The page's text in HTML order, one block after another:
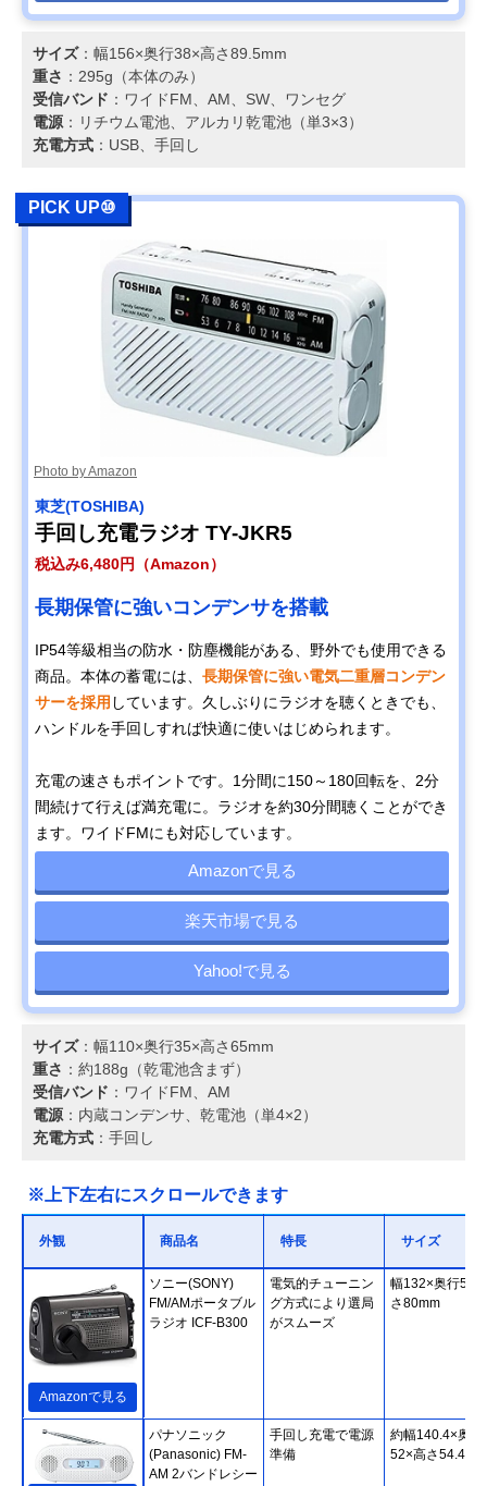
サイズ：幅156×奥行38×高さ89.5mm
重さ ：295g（本体のみ）
受信バンド ：ワイドFM、AM、SW、ワンセグ
電源 ：リチウム電池、アルカリ乾電池（単3×3）
充電方式 ：USB、手回し
PICK UP⑩
Photo by Amazon
東芝(TOSHIBA)
手回し充電ラジオ TY-JKR5
税込み6,480円（Amazon）
長期保管に強いコンデンサを搭載
IP54等級相当の防水・防塵機能がある、野外でも使用できる
商品。本体の蓄電には、 長期保管に強い電気二重層コンデン
サーを採用 しています。久しぶりにラジオを聴くときでも、
ハンドルを手回しすれば快適に使いはじめられます。
充電の速さもポイントです。1分間に150～180回転を、2分
間続けて行えば満充電に。ラジオを約30分間聴くことができ
ます。ワイドFMにも対応しています。
Amazonで見る
楽天市場で見る
Yahoo!で見る
サイズ：幅110×奥行35×高さ65mm
重さ ：約188g（乾電池含まず）
受信バンド ：ワイドFM、AM
電源 ：内蔵コンデンサ、乾電池（単4×2）
充電方式 ：手回し
※上下左右にスクロールできます
外観 商品名 特長 サイズ
Amazonで見る
ソニー(SONY)
FM/AMポータブル
ラジオ ICF-B300
電気的チューニン
グ方式により選局
がスムーズ
幅132×奥行58×
さ80mm
パナソニック
(Panasonic) FM-
AM 2バンドレシー
手回し充電で電源
準備
約幅140.4×奥行
52×高さ54.4mm